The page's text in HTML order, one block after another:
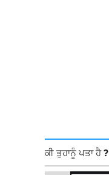
ਕੀ ਤੁਹਾਨੂੰ ਪਤਾ ਹੈ ?